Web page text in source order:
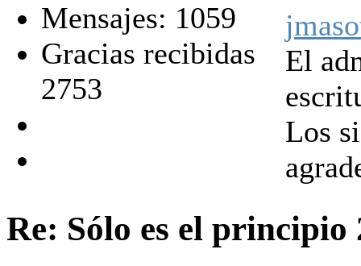
Mensajes: 1059
Gracias recibidas
2753
El
Los
Re: Sólo es el principio